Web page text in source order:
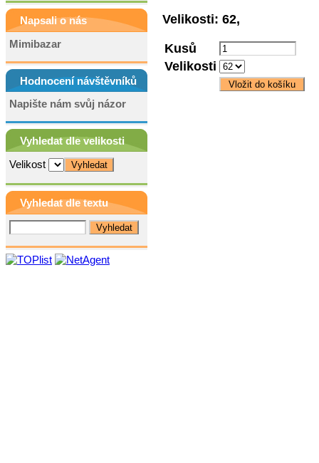
Napsali o nás
Mimibazar
Hodnocení návštěvníků
Napište nám svůj názor
Vyhledat dle velikosti
Velikost
Vyhledat dle textu
Velikosti: 62,
Kusů
Velikosti